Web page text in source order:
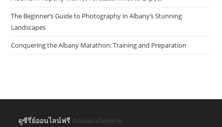
The Beginner’s Guide to Photography in Albany’s Stunning
Landscapes
Conquering the Albany Marathon: Training and Preparation
ดูซีรี่ย์ออนไลน์ฟรี อัปเดตตอนใหม่ทุกวัน